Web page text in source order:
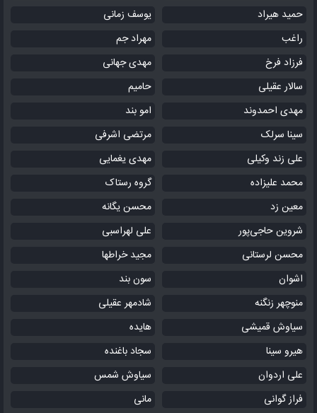
حمید هیراد
یوسف زمانی
راغب
مهراد جم
فرزاد فرخ
مهدی جهانی
سالار عقیلی
حامیم
مهدی احمدوند
امو بند
سینا سرلک
مرتضی اشرفی
علی زند وکیلی
مهدی یغمایی
محمد علیزاده
گروه رستاک
معین زد
محسن یگانه
شروین حاجی‌پور
علی لهراسبی
محسن لرستانی
مجید خراطها
اشوان
سون بند
منوچهر زنگنه
شادمهر عقیلی
سیاوش قمیشی
هایده
هیرو سینا
سجاد باغنده
علی اردوان
سیاوش شمس
فراز گوانی
مانی